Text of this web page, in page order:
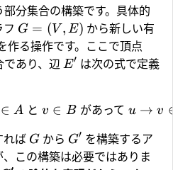
分集合の構築です。具体的
フ G = (V , E) から新しい有
作る操作です。ここで頂点
であり、辺 E′ は次の式で定義
∈ A と v ∈ B があって u → v
れば G から G′ を構築するア
この構築は必要ではありま